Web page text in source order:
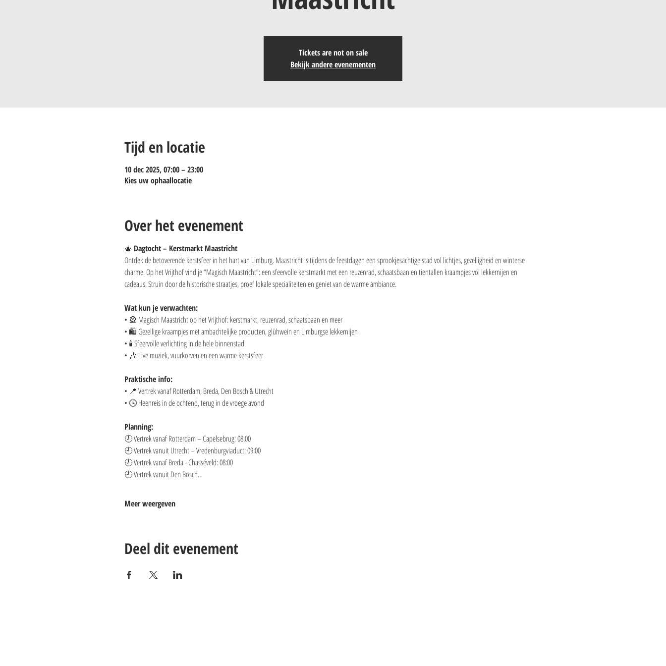
Tickets are not on sale
Bekijk andere evenementen
Tijd en locatie
10 dec 2025, 07:00 – 23:00
Kies uw ophaallocatie
Over het evenement
🎄 Dagtocht – Kerstmarkt Maastricht
Ontdek de betoverende kerstsfeer in het hart van Limburg. Maastricht is tijdens de feestdagen een sprookjesachtige stad vol lichtjes, gezelligheid en winterse
charme. Op het Vrijthof vind je “Magisch Maastricht”: een sfeervolle kerstmarkt met een reuzenrad, schaatsbaan en tientallen kraampjes vol lekkernijen en
cadeaus. Struin door de historische straatjes, proef lokale specialiteiten en geniet van de warme ambiance.
Wat kun je verwachten:
• 🎡 Magisch Maastricht op het Vrijthof: kerstmarkt, reuzenrad, schaatsbaan en meer
• 🛍️ Gezellige kraampjes met ambachtelijke producten, glühwein en Limburgse lekkernijen
• 🕯️ Sfeervolle verlichting in de hele binnenstad
• 🎶 Live muziek, vuurkorven en een warme kerstsfeer
Praktische info:
• 📍 Vertrek vanaf Rotterdam, Breda, Den Bosch & Utrecht
• 🕓 Heenreis in de ochtend, terug in de vroege avond
Planning:
🕗 Vertrek vanaf Rotterdam – Capelsebrug: 08:00
🕘 Vertrek vanuit Utrecht – Vredenburgviaduct: 09:00
🕗 Vertrek vanaf Breda - Chasséveld: 08:00
🕘 Vertrek vanuit Den Bosch…
Meer weergeven
Deel dit evenement